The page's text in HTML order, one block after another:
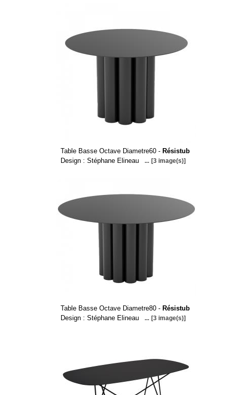
Table Basse Octave Diametre60 - Résistub
Design : Stéphane Elineau
... [3 image(s)]
Table Basse Octave Diametre80 - Résistub
Design : Stéphane Elineau
... [3 image(s)]